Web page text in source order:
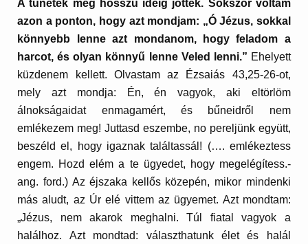
A tünetek még hosszú ideig jöttek. Sokszor voltam
azon a ponton, hogy azt mondjam: „Ó Jézus, sokkal
könnyebb lenne azt mondanom, hogy feladom a
harcot, és olyan könnyű lenne Veled lenni.” Ehelyett
küzdenem kellett. Olvastam az Ézsaiás 43,25-26-ot,
mely azt mondja: Én, én vagyok, aki eltörlöm
álnokságaidat enmagamért, és bűneidről nem
emlékezem meg! Juttasd eszembe, no pereljünk együtt,
beszéld el, hogy igaznak találtassál! (…. emlékeztess
engem. Hozd elém a te ügyedet, hogy megelégítess.-
ang. ford.) Az éjszaka kellős közepén, mikor mindenki
más aludt, az Úr elé vittem az ügyemet. Azt mondtam:
„Jézus, nem akarok meghalni. Túl fiatal vagyok a
halálhoz. Azt mondtad: választhatunk élet és halál